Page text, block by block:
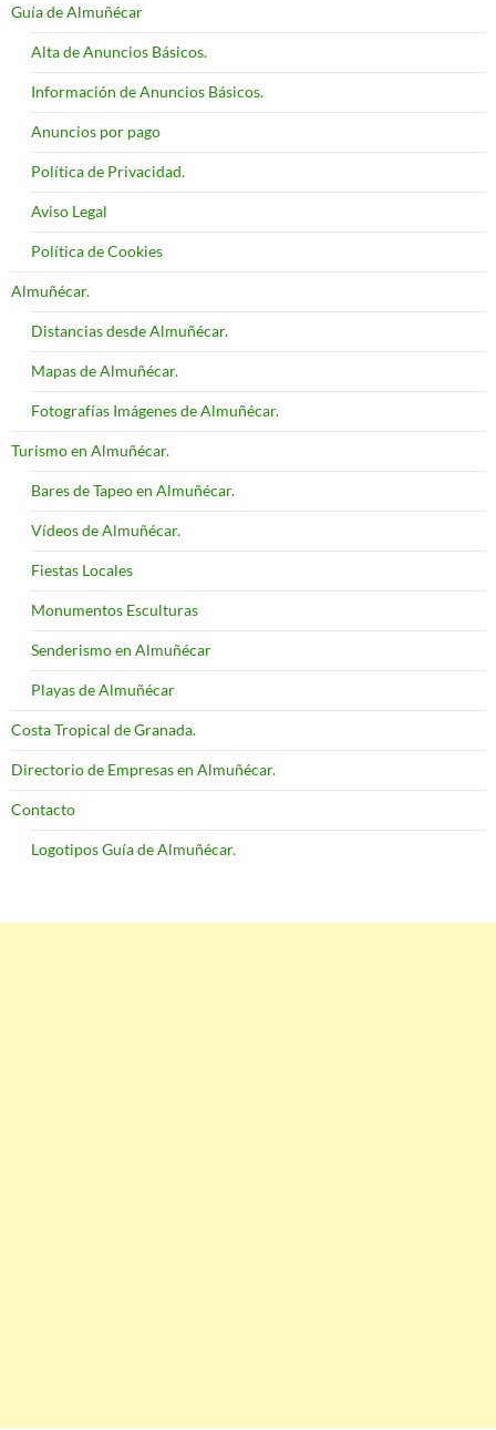
Guía de Almuñécar
Alta de Anuncios Básicos.
Información de Anuncios Básicos.
Anuncios por pago
Política de Privacidad.
Aviso Legal
Política de Cookies
Almuñécar.
Distancias desde Almuñécar.
Mapas de Almuñécar.
Fotografías Imágenes de Almuñécar.
Turismo en Almuñécar.
Bares de Tapeo en Almuñécar.
Vídeos de Almuñécar.
Fiestas Locales
Monumentos Esculturas
Senderismo en Almuñécar
Playas de Almuñécar
Costa Tropical de Granada.
Directorio de Empresas en Almuñécar.
Contacto
Logotipos Guía de Almuñécar.